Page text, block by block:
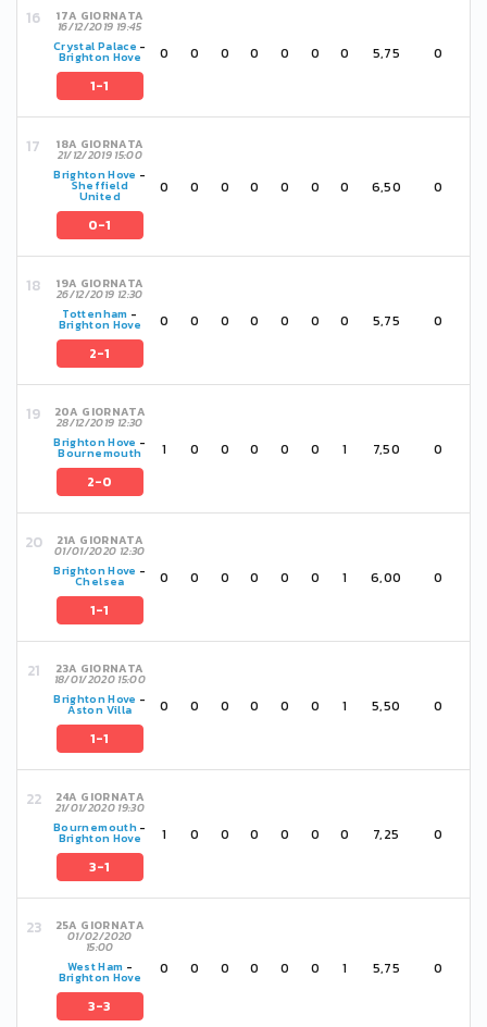
17A GIORNATA
16/12/2019 19:45
Crystal Palace -
Brighton Hove
1-1
0 0 0 0 0 0 0 5,75 0
18A GIORNATA
21/12/2019 15:00
Brighton Hove -
Sheffield
United
0-1
0 0 0 0 0 0 0 6,50 0
19A GIORNATA
26/12/2019 12:30
Tottenham -
Brighton Hove
2-1
0 0 0 0 0 0 0 5,75 0
20A GIORNATA
28/12/2019 12:30
Brighton Hove -
Bournemouth
2-0
1 0 0 0 0 0 1 7,50 0
21A GIORNATA
01/01/2020 12:30
Brighton Hove -
Chelsea
1-1
0 0 0 0 0 0 1 6,00 0
23A GIORNATA
18/01/2020 15:00
Brighton Hove -
Aston Villa
1-1
0 0 0 0 0 0 1 5,50 0
24A GIORNATA
21/01/2020 19:30
Bournemouth-
Brighton Hove
3-1
1 0 0 0 0 0 0 7,25 0
25A GIORNATA
01/02/2020
15:00
West Ham -
Brighton Hove
3-3
0 0 0 0 0 0 1 5,75 0